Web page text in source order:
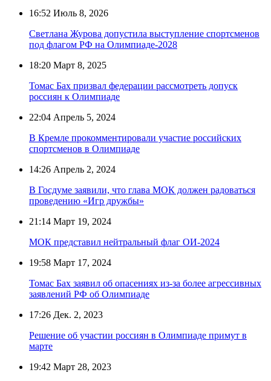
16:52 Июль 8, 2026
Светлана Журова допустила выступление спортсменов
под флагом РФ на Олимпиаде-2028
18:20 Март 8, 2025
Томас Бах призвал федерации рассмотреть допуск
россиян к Олимпиаде
22:04 Апрель 5, 2024
В Кремле прокомментировали участие российских
спортсменов в Олимпиаде
14:26 Апрель 2, 2024
В Госдуме заявили, что глава МОК должен радоваться
проведению «Игр дружбы»
21:14 Март 19, 2024
МОК представил нейтральный флаг ОИ-2024
19:58 Март 17, 2024
Томас Бах заявил об опасениях из-за более агрессивных
заявлений РФ об Олимпиаде
17:26 Дек. 2, 2023
Решение об участии россиян в Олимпиаде примут в
марте
19:42 Март 28, 2023